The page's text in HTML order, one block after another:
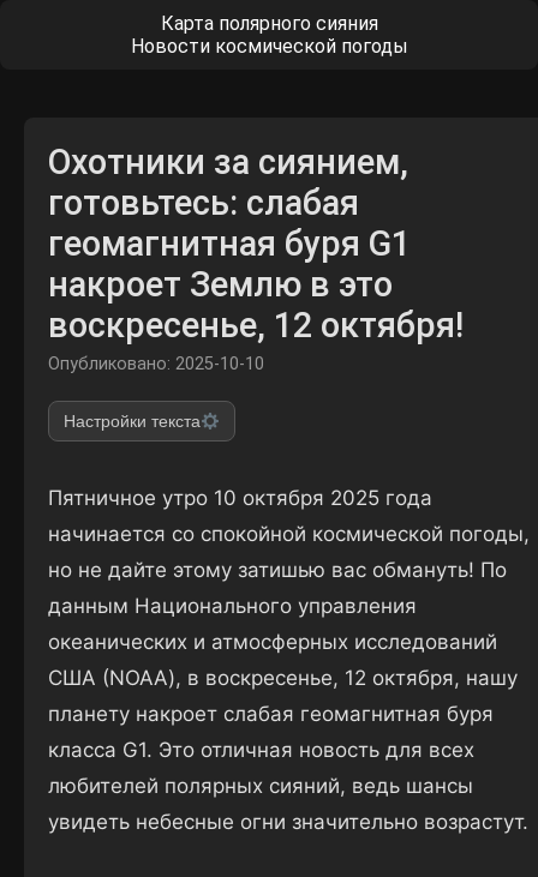
Карта полярного сияния
Новости космической погоды
Охотники за сиянием,
готовьтесь: слабая
геомагнитная буря G1
накроет Землю в это
воскресенье, 12 октября!
Опубликовано: 2025-10-10
Настройки текста
Пятничное утро 10 октября 2025 года
начинается со спокойной космической погоды,
но не дайте этому затишью вас обмануть! По
данным Национального управления
океанических и атмосферных исследований
США (NOAA), в воскресенье, 12 октября, нашу
планету накроет слабая геомагнитная буря
класса G1. Это отличная новость для всех
любителей полярных сияний, ведь шансы
увидеть небесные огни значительно возрастут.